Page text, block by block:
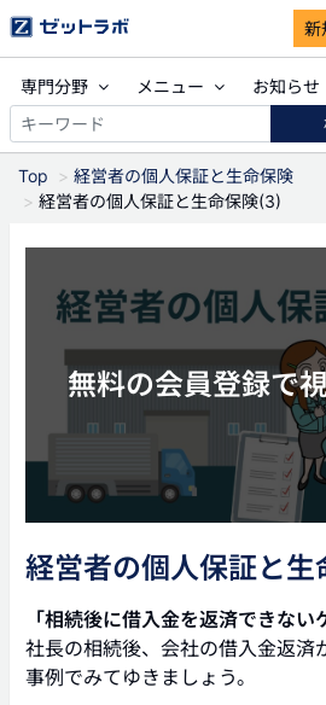
新
専門分野 メニュー
お知らせ
Top
経営者の個人保証と生命保険
経営者の個人保証と生命保険(3)
無料の会員登録で
経営者の個人保証と
「相続後に借入金を返済できない
社長の相続後、会社の借入金返済
事例でみてゆきましょう。